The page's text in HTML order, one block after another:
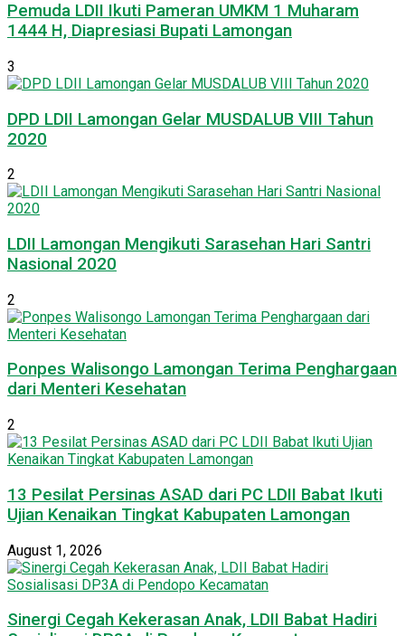
Pemuda LDII Ikuti Pameran UMKM 1 Muharam
1444 H, Diapresiasi Bupati Lamongan
3
DPD LDII Lamongan Gelar MUSDALUB VIII Tahun
2020
2
LDII Lamongan Mengikuti Sarasehan Hari Santri
Nasional 2020
2
Ponpes Walisongo Lamongan Terima Penghargaan
dari Menteri Kesehatan
2
13 Pesilat Persinas ASAD dari PC LDII Babat Ikuti
Ujian Kenaikan Tingkat Kabupaten Lamongan
August 1, 2026
Sinergi Cegah Kekerasan Anak, LDII Babat Hadiri